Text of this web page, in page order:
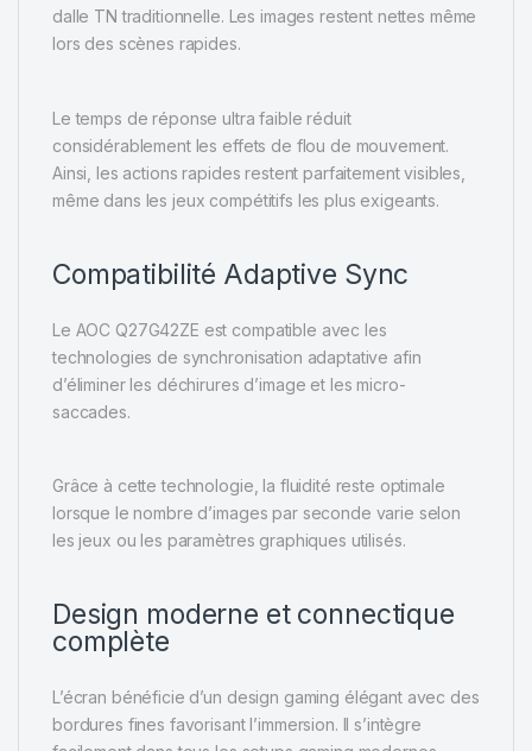
dalle TN traditionnelle. Les images restent nettes même
lors des scènes rapides.
Le temps de réponse ultra faible réduit
considérablement les effets de flou de mouvement.
Ainsi, les actions rapides restent parfaitement visibles,
même dans les jeux compétitifs les plus exigeants.
Compatibilité Adaptive Sync
Le AOC Q27G42ZE est compatible avec les
technologies de synchronisation adaptative afin
d’éliminer les déchirures d’image et les micro-
saccades.
Grâce à cette technologie, la fluidité reste optimale
lorsque le nombre d’images par seconde varie selon
les jeux ou les paramètres graphiques utilisés.
Design moderne et connectique
complète
L’écran bénéficie d’un design gaming élégant avec des
bordures fines favorisant l’immersion. Il s’intègre